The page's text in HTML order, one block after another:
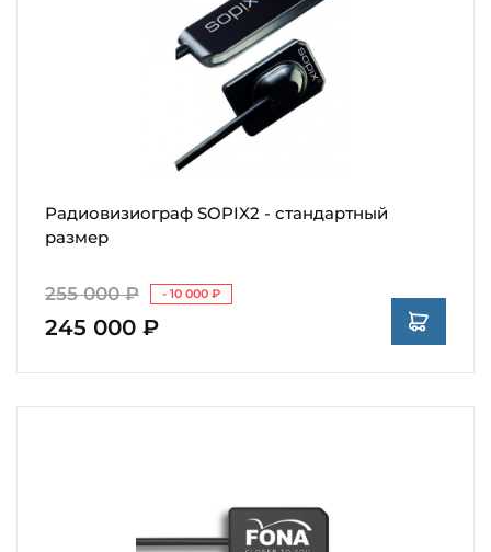
Радиовизиограф SOPIX2 - стандартный
размер
255 000 ₽ - 10 000 ₽
245 000 ₽